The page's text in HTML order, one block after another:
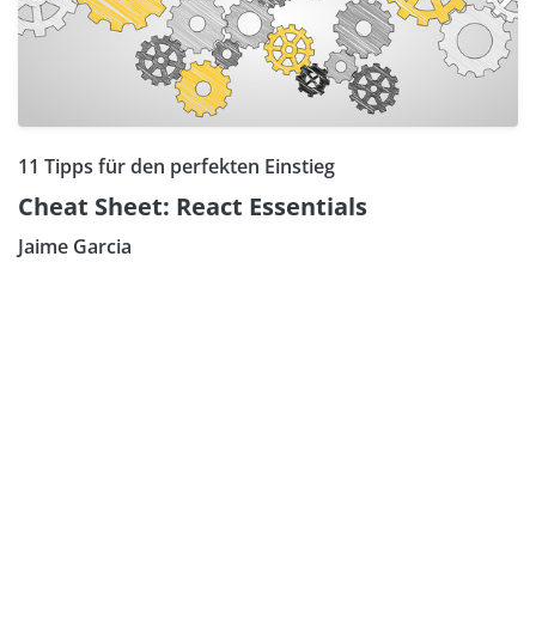
11 Tipps für den perfekten Einstieg
Cheat Sheet: React Essentials
Jaime Garcia